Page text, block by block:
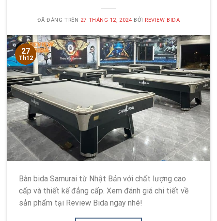
ĐÃ ĐĂNG TRÊN 27 THÁNG 12, 2024 BỞI REVIEW BIDA
27
Th12
Bàn bida Samurai từ Nhật Bản với chất lượng cao
cấp và thiết kế đẳng cấp. Xem đánh giá chi tiết về
sản phẩm tại Review Bida ngay nhé!